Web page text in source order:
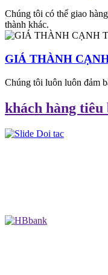
Chúng tôi có thể giao
thành khác.
GIÁ THÀNH
Chúng tôi luôn luôn đảm
khách hàng tiêu